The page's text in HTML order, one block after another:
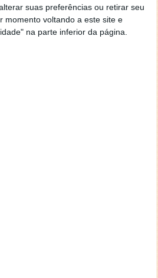
suas preferências ou retirar seu
momento voltando a este site e
na parte inferior da página.